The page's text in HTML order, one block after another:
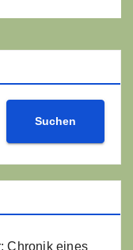
Suchen
Chronik eines